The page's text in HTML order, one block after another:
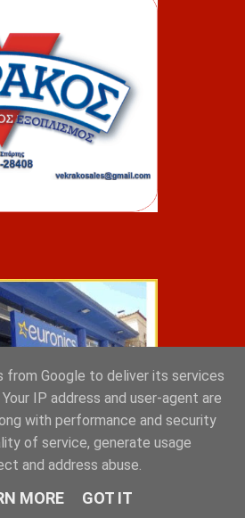
from Google to deliver its services
IP address and user-agent are
with performance and security
of service, generate usage
and address abuse.
MORE GOT IT